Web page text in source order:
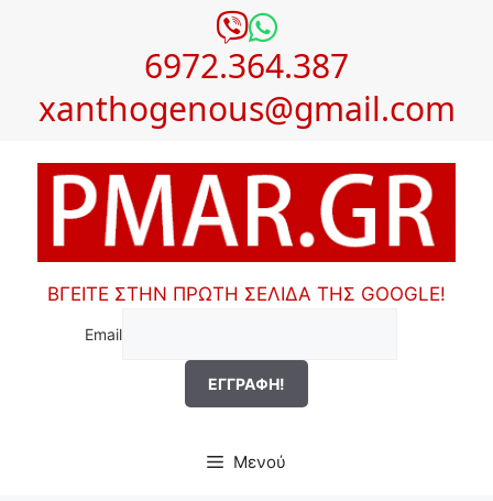
6972.364.387
xanthogenous@gmail.com
ΒΓΕΙΤΕ ΣΤΗΝ ΠΡΩΤΗ ΣΕΛΙΔΑ ΤΗΣ GOOGLE!
Email
Μενού